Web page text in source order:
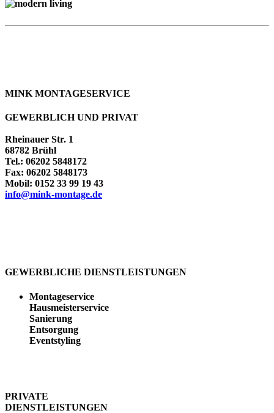
MINK MONTAGESERVICE
GEWERBLICH UND PRIVAT
Rheinauer Str. 1
68782 Brühl
Tel.: 06202 5848172
Fax: 06202 5848173
Mobil: 0152 33 99 19 43
info@mink-montage.de
GEWERBLICHE DIENSTLEISTUNGEN
Montageservice
Hausmeisterservice
Sanierung
Entsorgung
Eventstyling
PRIVATE
DIENSTLEISTUNGEN